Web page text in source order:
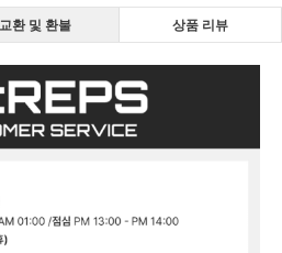
교환 및 환불 상품 리뷰